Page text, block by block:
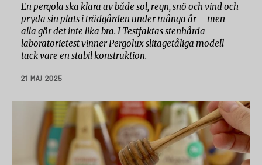
En pergola ska klara av både sol, regn, snö och vind och
pryda sin plats i trädgården under många år – men
alla gör det inte lika bra. I Testfaktas stenhårda
laboratorietest vinner Pergolux slitagetåliga modell
tack vare en stabil konstruktion.
21 MAJ 2025